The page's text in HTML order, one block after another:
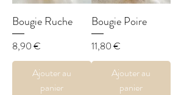
Bougie Ruche
Prix
8,90 €
Ajouter au
panier
Bougie Poire
Prix
11,80 €
Ajouter au
panier